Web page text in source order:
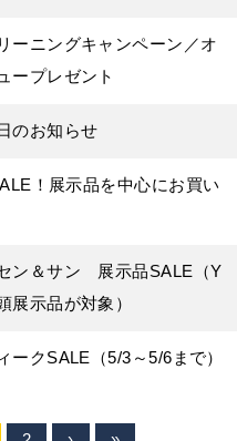
ーニングキャンペーン／オ
ープレゼント
のお知らせ
！展示品を中心にお買い
ン＆サン 展示品SALE（Y
展示品が対象）
ークSALE（5/3～5/6まで）